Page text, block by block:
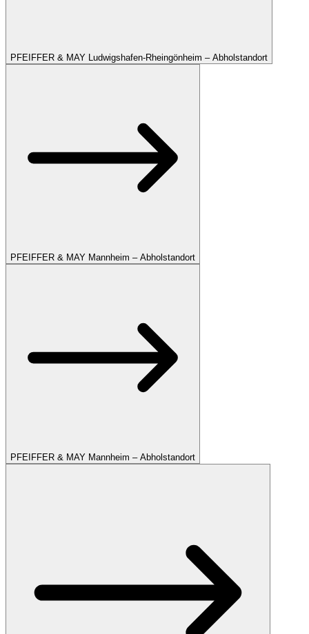
PFEIFFER & MAY Ludwigshafen-Rheingönheim – Abholstandort
PFEIFFER & MAY Mannheim – Abholstandort
PFEIFFER & MAY Mannheim – Abholstandort